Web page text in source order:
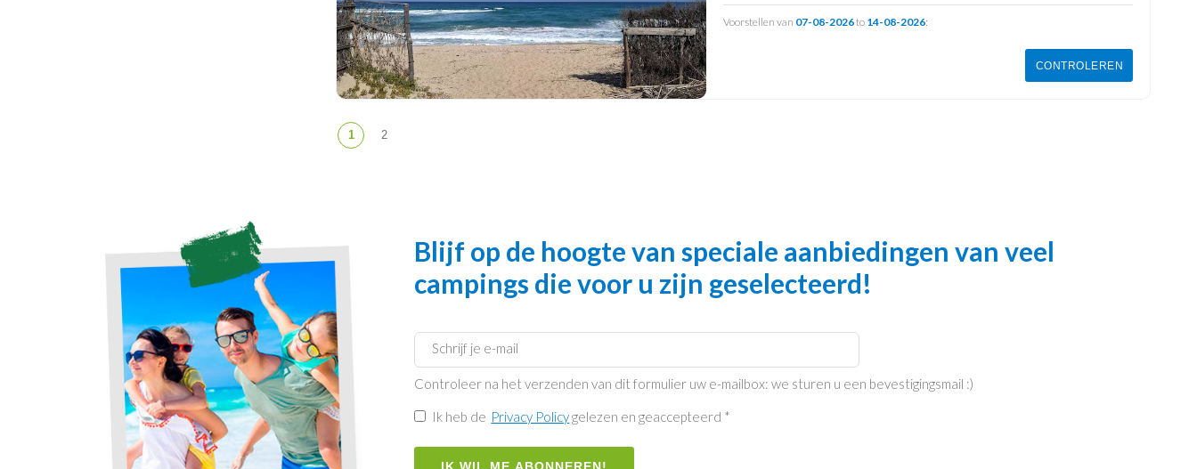
Voorstellen van 07-08-2026to 14-08-2026:
CONTROLEREN
Blijf op de hoogte van speciale aanbiedingen van veel
campings die voor u zijn geselecteerd!
Controleer na het verzenden van dit formulier uw e-mailbox: we sturen u een bevestigingsmail :)
Ik heb de Privacy Policygelezen en geaccepteerd *
IK WIL ME ABONNEREN!